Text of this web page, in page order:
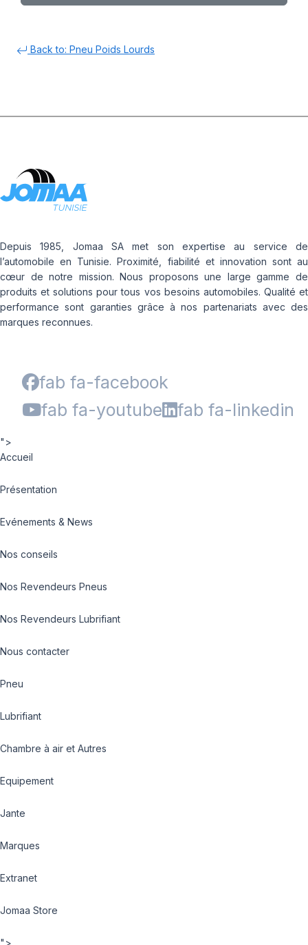
Back to: Pneu Poids Lourds
Depuis 1985, Jomaa SA met son expertise au service de
l’automobile en Tunisie. Proximité, fiabilité et innovation sont au
cœur de notre mission. Nous proposons une large gamme de
produits et solutions pour tous vos besoins automobiles. Qualité et
performance sont garanties grâce à nos partenariats avec des
marques reconnues.
fab fa-facebook
fab fa-youtube
fab fa-linkedin
">
Accueil
Présentation
Evénements & News
Nos conseils
Nos Revendeurs Pneus
Nos Revendeurs Lubrifiant
Nous contacter
Pneu
Lubrifiant
Chambre à air et Autres
Equipement
Jante
Marques
Extranet
Jomaa Store
">